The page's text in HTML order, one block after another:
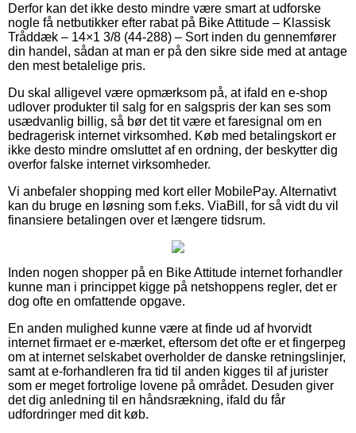
Derfor kan det ikke desto mindre være smart at udforske
nogle få netbutikker efter rabat på Bike Attitude – Klassisk
Tråddæk – 14×1 3/8 (44-288) – Sort inden du gennemfører
din handel, sådan at man er på den sikre side med at antage
den mest betalelige pris.
Du skal alligevel være opmærksom på, at ifald en e-shop
udlover produkter til salg for en salgspris der kan ses som
usædvanlig billig, så bør det tit være et faresignal om en
bedragerisk internet virksomhed. Køb med betalingskort er
ikke desto mindre omsluttet af en ordning, der beskytter dig
overfor falske internet virksomheder.
Vi anbefaler shopping med kort eller MobilePay. Alternativt
kan du bruge en løsning som f.eks. ViaBill, for så vidt du vil
finansiere betalingen over et længere tidsrum.
Inden nogen shopper på en Bike Attitude internet forhandler
kunne man i princippet kigge på netshoppens regler, det er
dog ofte en omfattende opgave.
En anden mulighed kunne være at finde ud af hvorvidt
internet firmaet er e-mærket, eftersom det ofte er et fingerpeg
om at internet selskabet overholder de danske retningslinjer,
samt at e-forhandleren fra tid til anden kigges til af jurister
som er meget fortrolige lovene på området. Desuden giver
det dig anledning til en håndsrækning, ifald du får
udfordringer med dit køb.